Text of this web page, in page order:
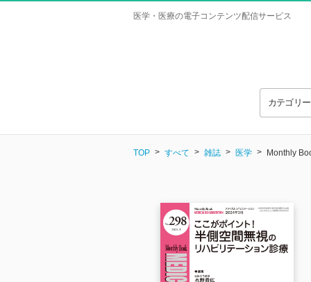
医学・医療の電子コンテンツ配信サービス
カテゴリ
TOP すべて 雑誌 医学 Monthly